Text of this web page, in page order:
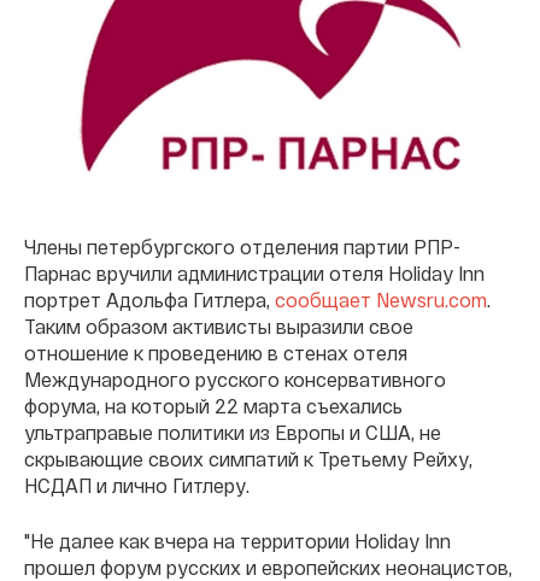
Члены петербургского отделения партии РПР-
Парнас вручили администрации отеля Holiday Inn
портрет Адольфа Гитлера, сообщает Newsru.com.
Таким образом активисты выразили свое
отношение к проведению в стенах отеля
Международного русского консервативного
форума, на который 22 марта съехались
ультраправые политики из Европы и США, не
скрывающие своих симпатий к Третьему Рейху,
НСДАП и лично Гитлеру.
"Не далее как вчера на территории Holiday Inn
прошел форум русских и европейских неонацистов,